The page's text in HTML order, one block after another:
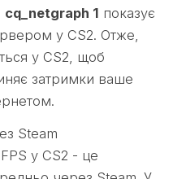
cq_netgraph 1 показує
у CS2. Отже,
у CS2, щоб
затримки ваше
Steam
у CS2 - це